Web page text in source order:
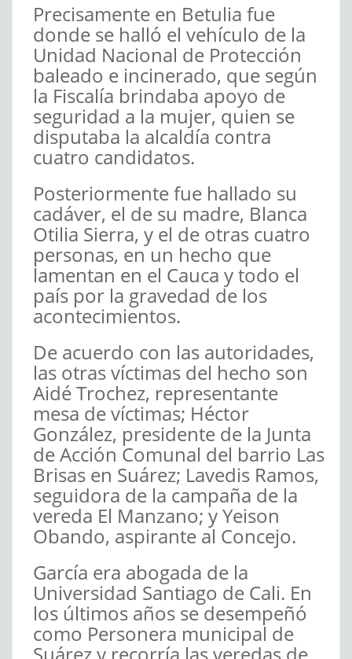
Precisamente en Betulia fue
donde se halló el vehículo de la
Unidad Nacional de Protección
baleado e incinerado, que según
la Fiscalía brindaba apoyo de
seguridad a la mujer, quien se
disputaba la alcaldía contra
cuatro candidatos.
Posteriormente fue hallado su
cadáver, el de su madre, Blanca
Otilia Sierra, y el de otras cuatro
personas, en un hecho que
lamentan en el Cauca y todo el
país por la gravedad de los
acontecimientos.
De acuerdo con las autoridades,
las otras víctimas del hecho son
Aidé Trochez, representante
mesa de víctimas; Héctor
González, presidente de la Junta
de Acción Comunal del barrio Las
Brisas en Suárez; Lavedis Ramos,
seguidora de la campaña de la
vereda El Manzano; y Yeison
Obando, aspirante al Concejo.
García era abogada de la
Universidad Santiago de Cali. En
los últimos años se desempeñó
como Personera municipal de